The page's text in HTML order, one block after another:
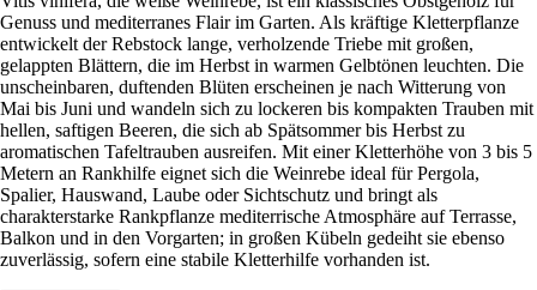
Genuss und mediterranes Flair im Garten. Als kräftige Kletterpflanze
entwickelt der Rebstock lange, verholzende Triebe mit großen,
gelappten Blättern, die im Herbst in warmen Gelbtönen leuchten. Die
unscheinbaren, duftenden Blüten erscheinen je nach Witterung von
Mai bis Juni und wandeln sich zu lockeren bis kompakten Trauben mit
hellen, saftigen Beeren, die sich ab Spätsommer bis Herbst zu
aromatischen Tafeltrauben ausreifen. Mit einer Kletterhöhe von 3 bis 5
Metern an Rankhilfe eignet sich die Weinrebe ideal für Pergola,
Spalier, Hauswand, Laube oder Sichtschutz und bringt als
charakterstarke Rankpflanze mediterrische Atmosphäre auf Terrasse,
Balkon und in den Vorgarten; in großen Kübeln gedeiht sie ebenso
zuverlässig, sofern eine stabile Kletterhilfe vorhanden ist.